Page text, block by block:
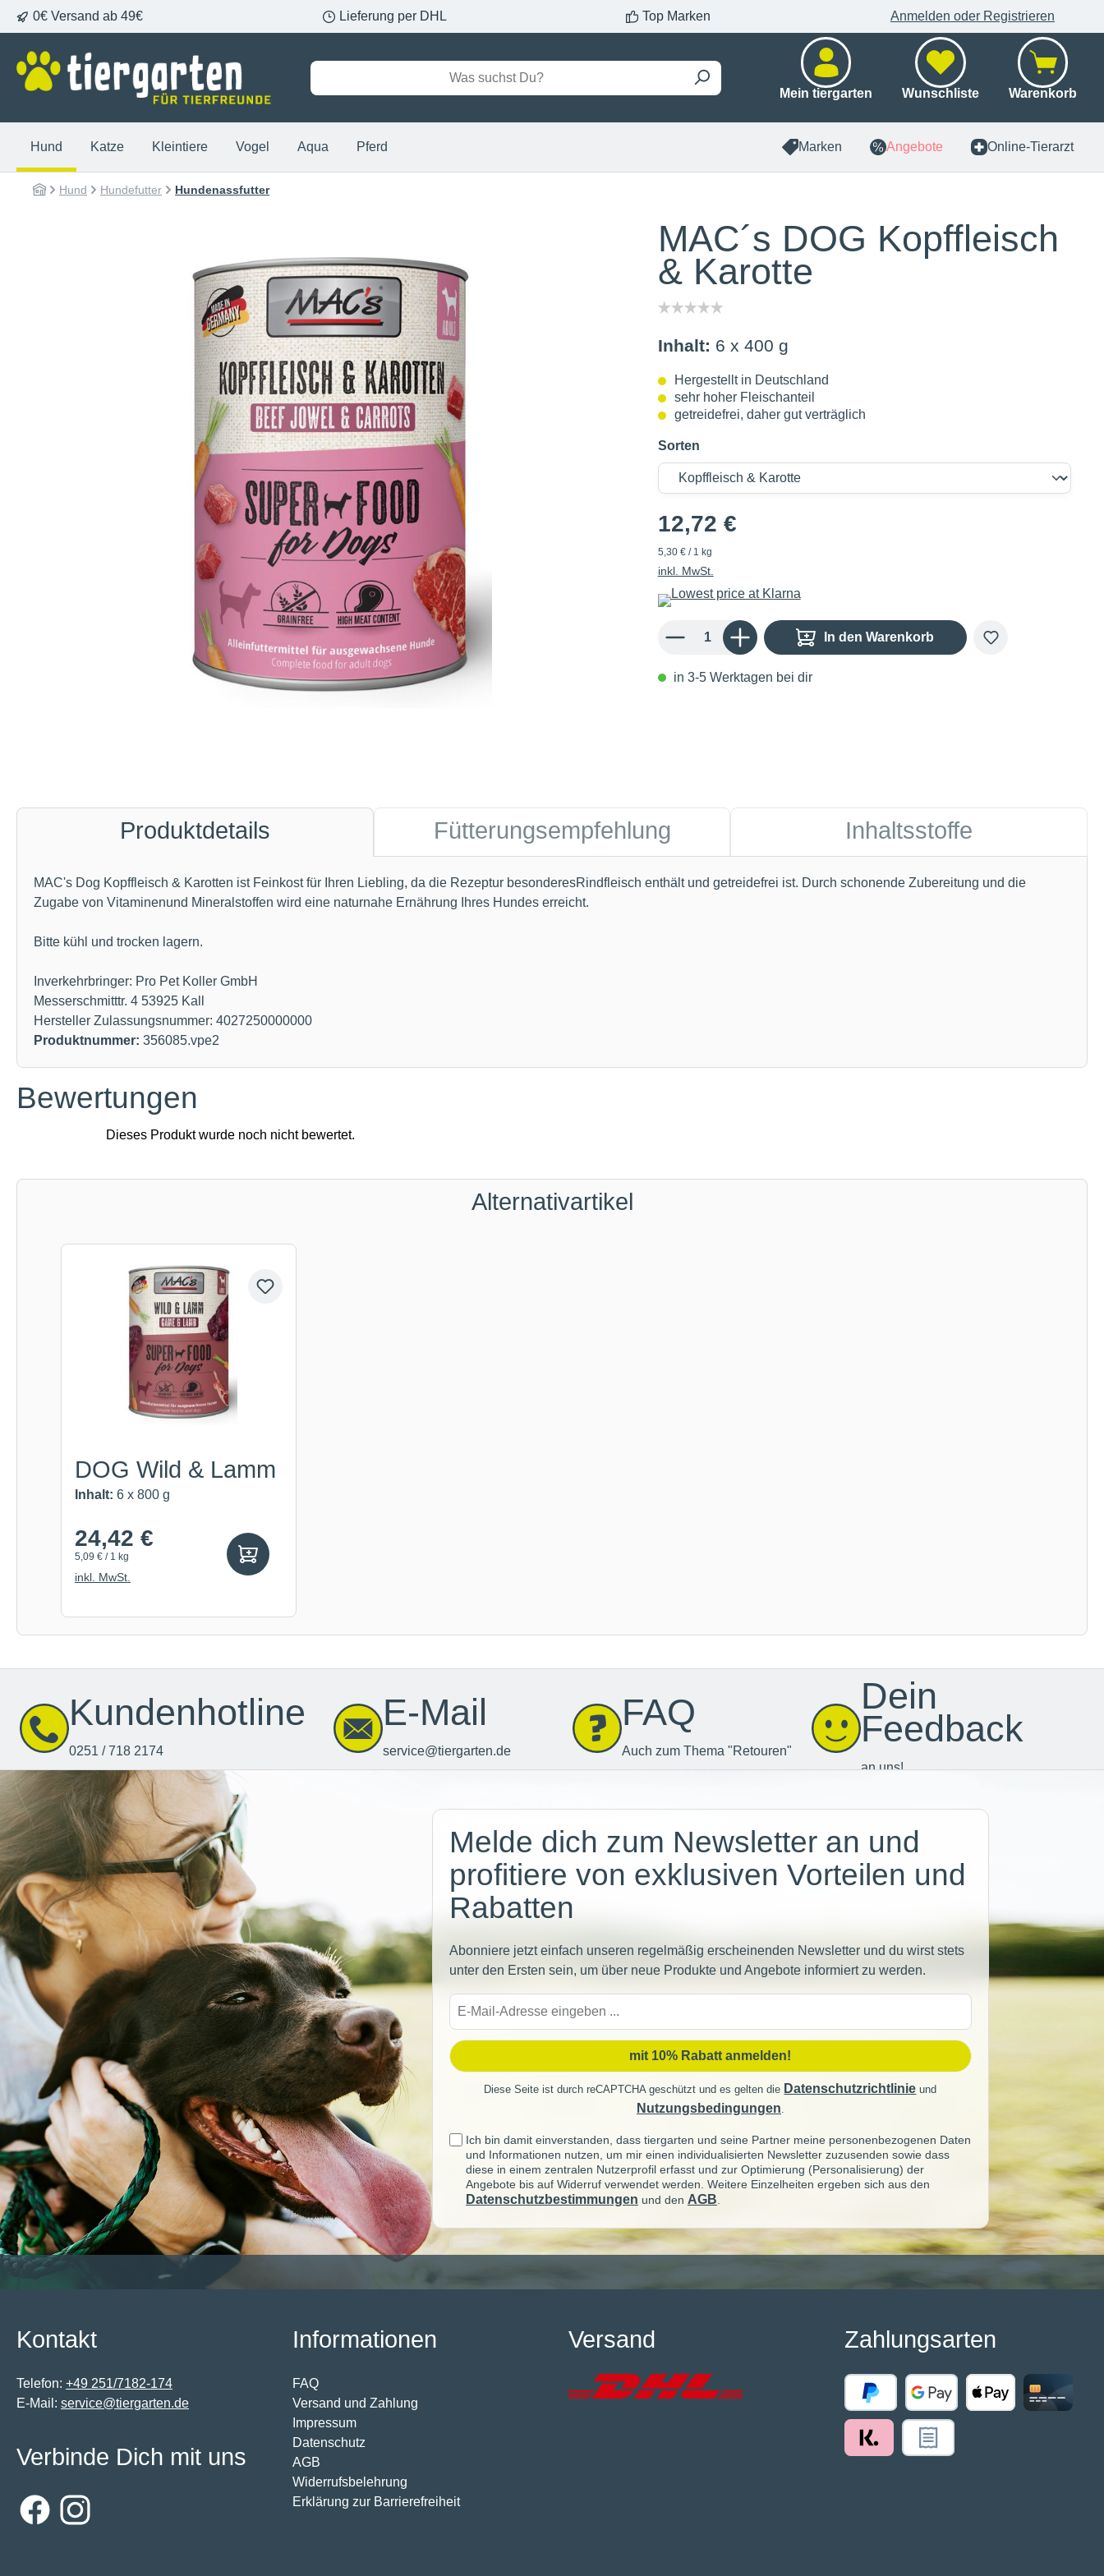
Zur Hauptnavigation springen
0€ Versand ab 49€ Lieferung per DHL Top Marken Anmelden oder Registrieren
Mein tiergarten Wunschliste Warenkorb
Hund Katze Kleintiere Vogel Aqua Pferd Marken Angebote Online-Tierarzt
Hund Hundefutter Hundenassfutter
MAC´s DOG Kopffleisch
& Karotte
Inhalt: 6 x 400 g
Hergestellt in Deutschland
sehr hoher Fleischanteil
getreidefrei, daher gut verträglich
Sorten
12,72 €
5,30 € / 1 kg
inkl. MwSt.
Produkt Anzahl: Gib den gewünschten Wert ein oder benutze die Schaltflächen um die Anzahl zu
In den Warenkorb
in 3-5 Werktagen bei dir
Produktdetails Fütterungsempfehlung Inhaltsstoffe
MAC's Dog Kopffleisch & Karotten ist Feinkost für Ihren Liebling, da die Rezeptur besonderesRindfleisch enthält und getreidefrei ist. Durch schonende Zubereitung und die
Zugabe von Vitaminenund Mineralstoffen wird eine naturnahe Ernährung Ihres Hundes erreicht.
Bitte kühl und trocken lagern.
Inverkehrbringer: Pro Pet Koller GmbH
Messerschmitttr. 4 53925 Kall
Hersteller Zulassungsnummer: 4027250000000
Produktnummer: 356085.vpe2
Bewertungen
Alternativartikel
Produktgalerie überspringen
DOG Wild & Lamm
Inhalt: 6 x 800 g
24,42 €
5,09 € / 1 kg
inkl. MwSt.
Kundenhotline
0251 / 718 2174
E-Mail
service@tiergarten.de
FAQ
Auch zum Thema "Retouren"
Dein
Feedback
an uns!
Melde dich zum Newsletter an und
profitiere von exklusiven Vorteilen und
Rabatten
Abonniere jetzt einfach unseren regelmäßig erscheinenden Newsletter und du wirst stets
unter den Ersten sein, um über neue Produkte und Angebote informiert zu werden.
Adresse
mit 10% Rabatt anmelden!
Diese Seite ist durch reCAPTCHA geschützt und es gelten die Datenschutzrichtlinie und
Nutzungsbedingungen.
Ich bin damit einverstanden, dass tiergarten und seine Partner meine personenbezogenen Daten
und Informationen nutzen, um mir einen individualisierten Newsletter zuzusenden sowie dass
diese in einem zentralen Nutzerprofil erfasst und zur Optimierung (Personalisierung) der
Angebote bis auf Widerruf verwendet werden. Weitere Einzelheiten ergeben sich aus den
Datenschutzbestimmungen und den AGB
Kontakt
Telefon: +49 251/7182-174
E-Mail: service@tiergarten.de
Informationen
FAQ
Versand und Zahlung
Impressum
Datenschutz
AGB
Widerrufsbelehrung
Erklärung zur Barrierefreiheit
Versand Zahlungsarten
Verbinde Dich mit uns
FacebookInstagram